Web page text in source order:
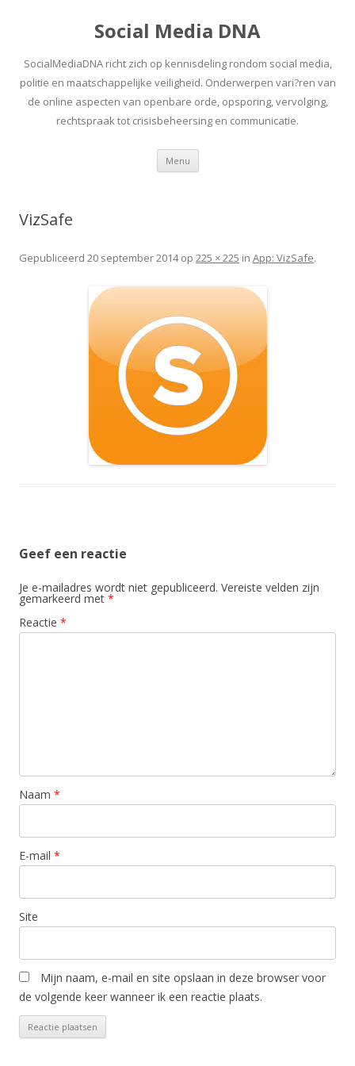
Social Media DNA
SocialMediaDNA richt zich op kennisdeling rondom social media,
politie en maatschappelijke veiligheid. Onderwerpen vari?ren van
de online aspecten van openbare orde, opsporing, vervolging,
rechtspraak tot crisisbeheersing en communicatie.
Menu Spring
inhoud
VizSafe
Gepubliceerd 20 september 2014op 225 × 225 in App: VizSafe.
Geef een reactie
Je e-mailadres wordt niet gepubliceerd. Vereiste velden zijn
gemarkeerd met *
Reactie *
Naam *
E-mail *
Site
Mijn naam, e-mail en site opslaan in deze browser voor
de volgende keer wanneer ik een reactie plaats.